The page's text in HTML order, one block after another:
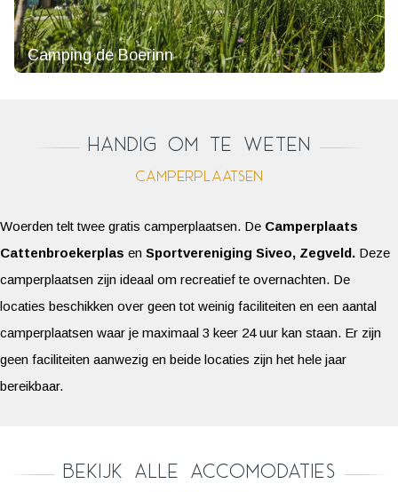
Camping de Boerinn
geluid van weidevogels? De kinderen die zich uren
B
o
Handig om te weten
Camperplaatsen
Woerden telt twee gratis camperplaatsen. De Camperplaats
Cattenbroekerplas en Sportvereniging Siveo, Zegveld. Deze
camperplaatsen zijn ideaal om recreatief te overnachten. De
locaties beschikken over geen tot weinig faciliteiten en een aantal
camperplaatsen waar je maximaal 3 keer 24 uur kan staan. Er zijn
geen faciliteiten aanwezig en beide locaties zijn het hele jaar
bereikbaar.
Bekijk alle accomodaties